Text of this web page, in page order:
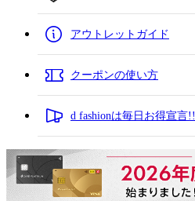
アウトレットガイド
クーポンの使い方
d fashionは毎日お得宣言!!